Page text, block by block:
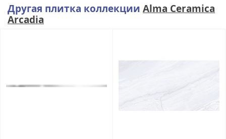
Другая плитка коллекции Alma Ceramica
Arcadia